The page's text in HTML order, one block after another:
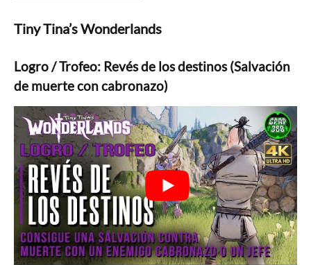
Tiny Tina’s Wonderlands
Logro / Trofeo: Revés de los destinos (Salvación
de muerte con cabronazo)